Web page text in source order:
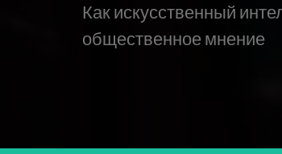
Как искусственный
общественное мнение